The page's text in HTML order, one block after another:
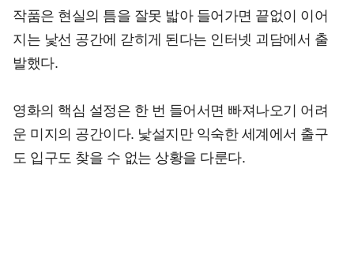
작품은 현실의 틈을 잘못 밟아 들어가면 끝없이 이어
지는 낯선 공간에 갇히게 된다는 인터넷 괴담에서 출
발했다.
영화의 핵심 설정은 한 번 들어서면 빠져나오기 어려
운 미지의 공간이다. 낯설지만 익숙한 세계에서 출구
도 입구도 찾을 수 없는 상황을 다룬다.